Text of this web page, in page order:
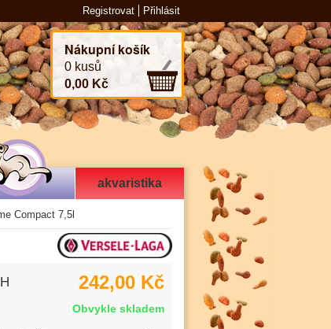
Registrovat Přihlásit
Nákupní košík
0 kusů
0,00 Kč
akvaristika
Compact 7,5l
242,00 Kč
Obvykle skladem